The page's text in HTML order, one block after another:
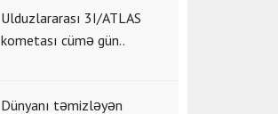
Ulduzlararası 3I/ATLAS
kometası cümə gün..
Dünyanı təmizləyən